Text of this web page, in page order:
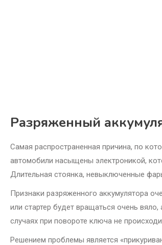
Разряженный
Самая распространенная причина, по
автомобили насыщены электроникой,
Длительная стоянка, невыключенные
Признаки разряженного аккумулятора
или стартер будет вращаться очень
случаях при повороте ключа не
Решением проблемы является